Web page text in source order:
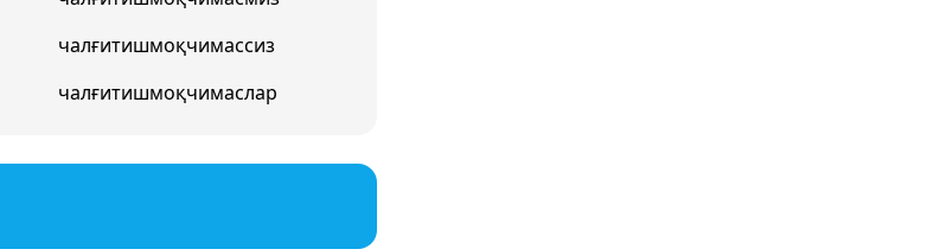
чалғитишмоқчимассиз
чалғитишмоқчимаслар